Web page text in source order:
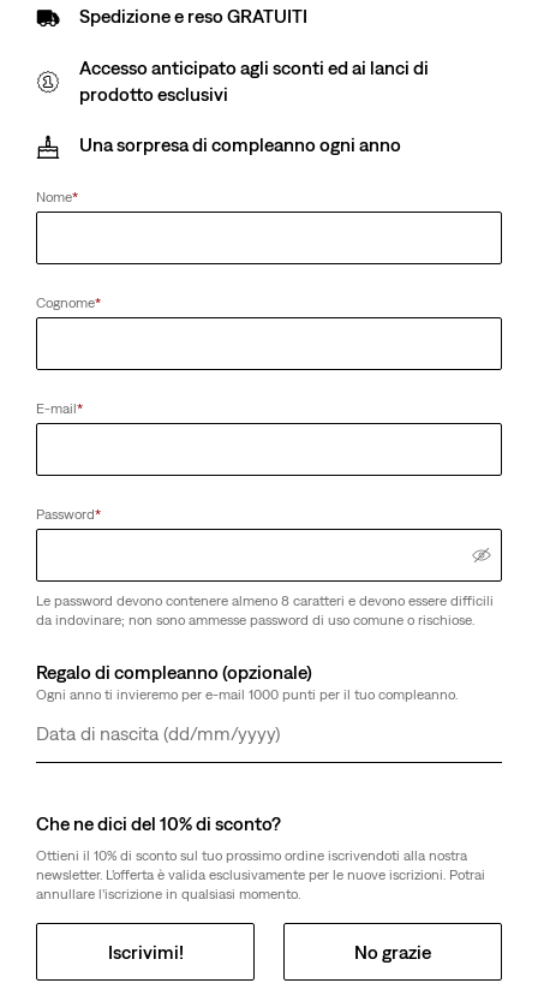
is
Sale
CHF 139.90
Colore: Lucid Dream - Lavaggio medio
Lunghezza
30 32 34
I clienti diconoAmpio
Guida alle taglie
Seleziona quantità
Spedizione e reso GRATUITI
Accesso anticipato agli sconti ed ai lanci di
prodotto esclusivi
Una sorpresa di compleanno ogni anno
Nome*
Cognome*
E-mail*
Password*
Le password devono contenere almeno 8 caratteri e devono essere difficili
da indovinare; non sono ammesse password di uso comune o rischiose.
Regalo di compleanno (opzionale)
Ogni anno ti invieremo per e-mail 1000 punti per il tuo compleanno.
Giorno
Mese
Anno
Che ne dici del 10% di sconto?
Ottieni il 10% di sconto sul tuo prossimo ordine iscrivendoti alla nostra
newsletter. L’offerta è valida esclusivamente per le nuove iscrizioni. Potrai
annullare l’iscrizione in qualsiasi momento.
Iscrivimi! No grazie